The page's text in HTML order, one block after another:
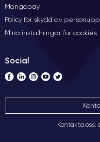
Mangopay
Policy för skydd av
Mina inställningar för cookies
Social
Kontakta oss: